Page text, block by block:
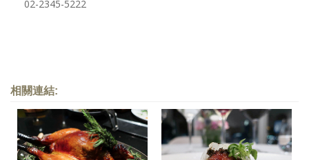
02-2345-5222
相關連結: